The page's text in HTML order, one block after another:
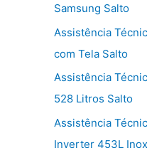
Samsung Salto
Assistência
com Tela Salto
Assistência
528 Litros Salto
Assistência
Inverter 453L